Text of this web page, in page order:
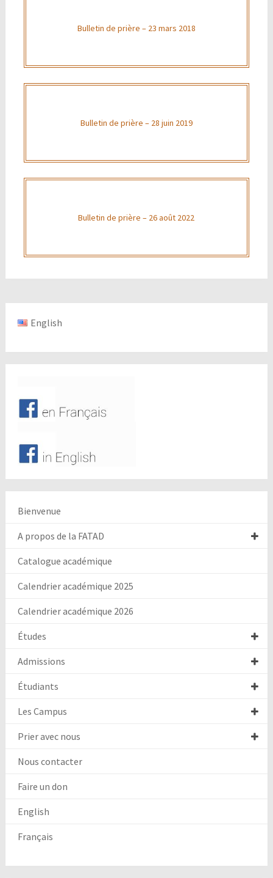
Bulletin de prière – 23 mars 2018
Bulletin de prière – 28 juin 2019
Bulletin de prière – 26 août 2022
English
Bienvenue
A propos de la FATAD
Catalogue académique
Calendrier académique 2025
Calendrier académique 2026
Études
Admissions
Étudiants
Les Campus
Prier avec nous
Nous contacter
Faire un don
English
Français